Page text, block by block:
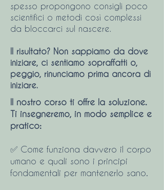
spesso propongono consigli poco
scientifici o metodi così complessi
da bloccarci sul nascere.
Il risultato? Non sappiamo da dove
iniziare, ci sentiamo sopraffatti o,
peggio, rinunciamo prima ancora di
iniziare.
Il nostro corso ti offre la soluzione.
Ti insegneremo, in modo semplice e
pratico:
✅ Come funziona davvero il corpo
umano e quali sono i principi
fondamentali per mantenerlo sano.